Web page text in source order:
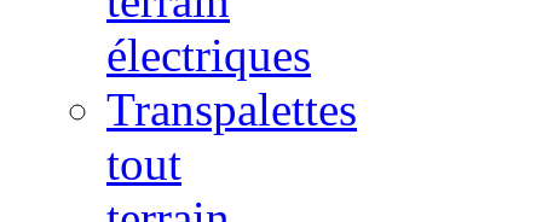
électriques
Transpalettes
tout